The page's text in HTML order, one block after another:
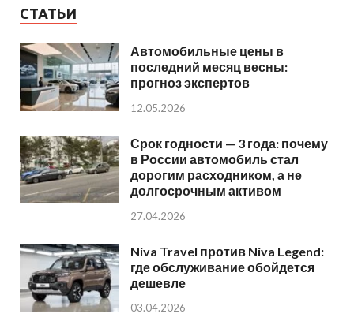
СТАТЬИ
Автомобильные цены в
последний месяц весны:
прогноз экспертов
12.05.2026
Срок годности — 3 года: почему
в России автомобиль стал
дорогим расходником, а не
долгосрочным активом
27.04.2026
Niva Travel против Niva Legend:
где обслуживание обойдется
дешевле
03.04.2026